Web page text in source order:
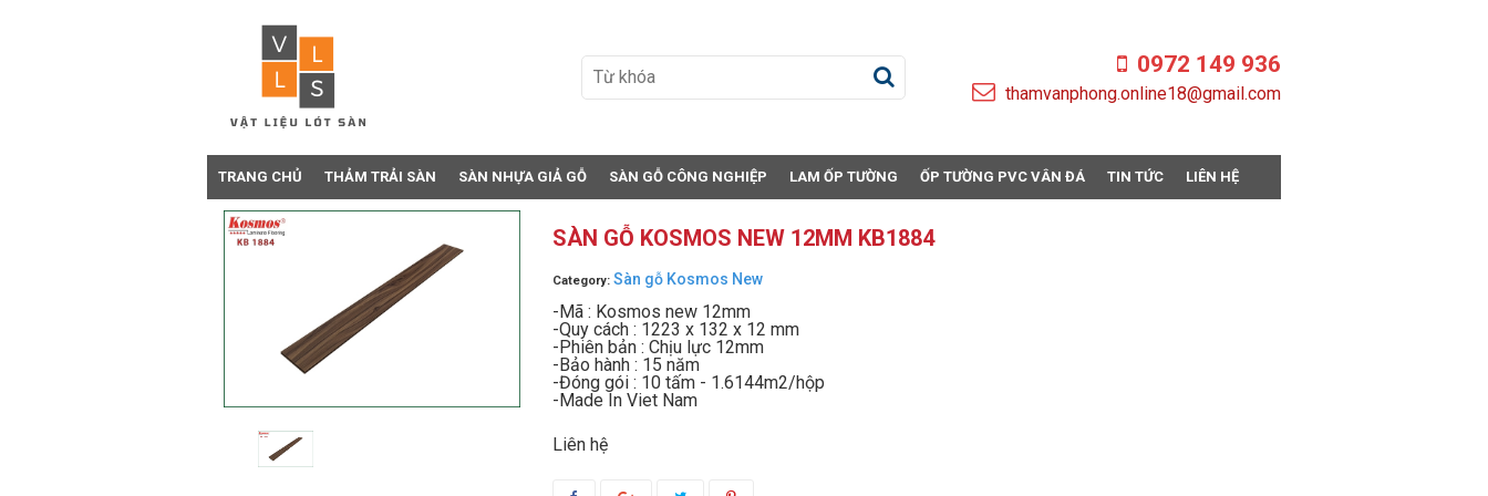
0972 149 936
thamvanphong.online18@gmail.com
TRANG CHỦ THẢM TRẢI SÀN SÀN NHỰA GIẢ GỖ SÀN GỖ CÔNG NGHIỆP LAM ỐP TƯỜNG ỐP TƯỜNG PVC VÂN ĐÁ TIN TỨC LIÊN HỆ
SÀN GỖ KOSMOS NEW 12MM KB1884
Category:Sàn gỗ Kosmos New
-Mã : Kosmos new 12mm
-Quy cách : 1223 x 132 x 12 mm
-Phiên bản : Chịu lực 12mm
-Bảo hành : 15 năm
-Đóng gói : 10 tấm - 1.6144m2/hộp
-Made In Viet Nam
Liên hệ